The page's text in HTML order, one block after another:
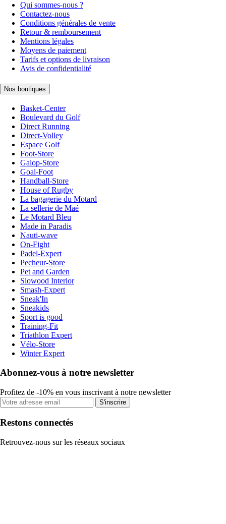
Qui sommes-nous ?
Contactez-nous
Conditions générales de vente
Retour & remboursement
Mentions légales
Moyens de paiement
Tarifs et options de livraison
Avis de confidentialité
Nos boutiques
Basket-Center
Boulevard du Golf
Direct Running
Direct-Volley
Espace Golf
Foot-Store
Galop-Store
Goal-Foot
Handball-Store
House of Rugby
La bagagerie du Motard
La sellerie de Maé
Le Motard Bleu
Made in Paradis
Nauti-wave
On-Fight
Padel-Expert
Pecheur-Store
Pet and Garden
Slowood Interior
Smash-Expert
Sneak'In
Sneakids
Sport is good
Training-Fit
Triathlon Expert
Vélo-Store
Winter Expert
Abonnez-vous à notre newsletter
Profitez de -10% en vous inscrivant à notre newsletter
S'inscrire
Restons connectés
Retrouvez-nous sur les réseaux sociaux